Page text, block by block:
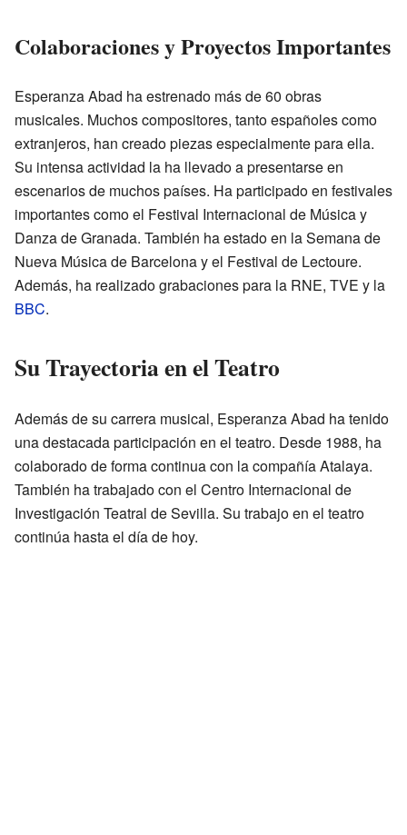
Colaboraciones y Proyectos Importantes
Esperanza Abad ha estrenado más de 60 obras
musicales. Muchos compositores, tanto españoles como
extranjeros, han creado piezas especialmente para ella.
Su intensa actividad la ha llevado a presentarse en
escenarios de muchos países. Ha participado en festivales
importantes como el Festival Internacional de Música y
Danza de Granada. También ha estado en la Semana de
Nueva Música de Barcelona y el Festival de Lectoure.
Además, ha realizado grabaciones para la RNE, TVE y la
BBC.
Su Trayectoria en el Teatro
Además de su carrera musical, Esperanza Abad ha tenido
una destacada participación en el teatro. Desde 1988, ha
colaborado de forma continua con la compañía Atalaya.
También ha trabajado con el Centro Internacional de
Investigación Teatral de Sevilla. Su trabajo en el teatro
continúa hasta el día de hoy.